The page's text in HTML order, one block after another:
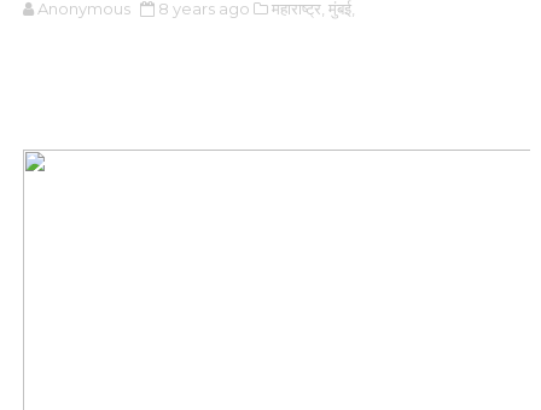
Anonymous 8 years ago महाराष्ट्र, मुंबई,